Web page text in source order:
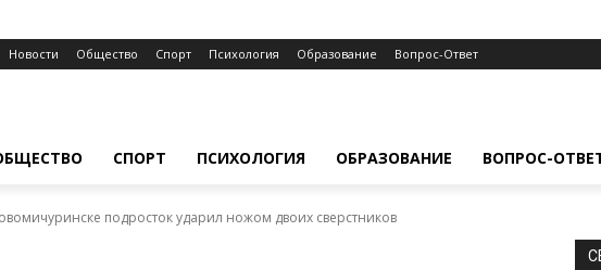
Новости Общество Спорт Психология Образование Вопрос-Ответ
СПОРТ ПСИХОЛОГИЯ ОБРАЗОВАНИЕ ВОПРОС-
подросток ударил ножом двоих сверстников